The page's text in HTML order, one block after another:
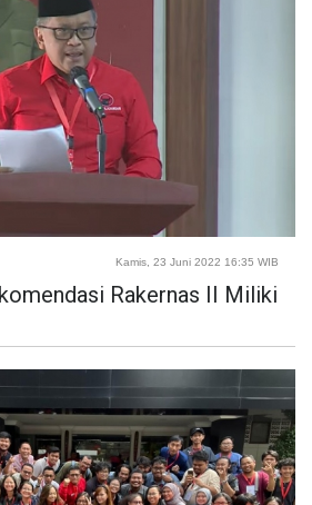
Kamis, 23 Juni 2022 16:35 WIB
Rakernas II Miliki